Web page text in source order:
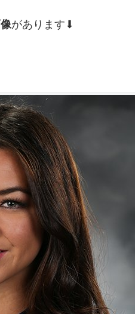
があります⬇︎